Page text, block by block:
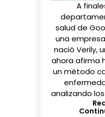
A
salud de
una
nació Verily,
ahora afirma
un método
analizando